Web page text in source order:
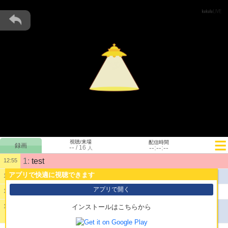
アプリで快適に視聴できます
アプリで開く
インストールはこちらから
視聴/来場
-- / 16 人
配信時間
--:--:--
12:55 1: test
12:56 公開配信を開始しました。
17:15
19:27
配信を終了しました。(プッシュ接続未確立で120分経